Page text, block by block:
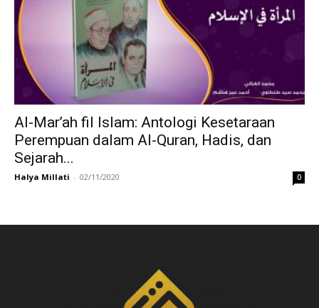
Al-Mar’ah fil Islam: Antologi Kesetaraan
Perempuan dalam Al-Quran, Hadis, dan
Sejarah...
Halya Millati - 02/11/2020 0